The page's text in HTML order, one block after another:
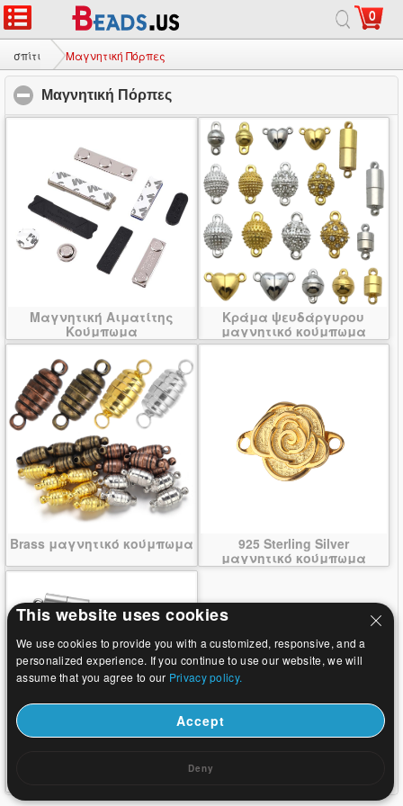
0
σπίτι Μαγνητική Πόρπες
Μαγνητική Πόρπες
Μαγνητική Αιματίτης
Κούμπωμα
Κράμα ψευδάργυρου
μαγνητικό κούμπωμα
Brass μαγνητικό κούμπωμα
925 Sterling Silver
μαγνητικό κούμπωμα
σπίτι σχετικά με |Επικοινωνήστε μαζί μας Πλήρης ιστοσελίδας
© 2026 Γαλαξίας Κόσμημα Ltd. Όλα τα δικαιώματα διατηρούνται.
This website uses cookies
We use cookies to provide you with a customized, responsive, and a
personalized experience. If you continue to use our website, we will
assume that you agree to our Privacy policy.
Accept
Deny